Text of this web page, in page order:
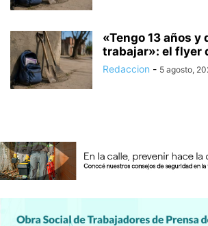
«Tengo 13 años y
trabajar»: el flyer
Redaccion - 5 agosto,